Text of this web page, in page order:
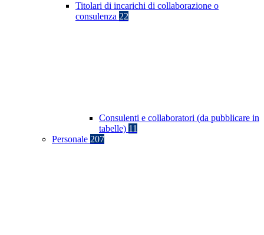
Titolari di incarichi di collaborazione o
consulenza 22
Consulenti e collaboratori (da pubblicare in
tabelle) 11
Personale 207